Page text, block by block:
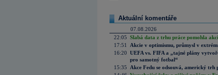
Aktuální komentáře
07.08.2026
22:05 Slabá data z trhu práce pomohla
17:51
Akcie v optimismu, průmysl v
16:20 UEFA vs. FIFA a „tajné plány
pro samotný fotbal“
15:35
Akce Fedu se odsouvá, americký